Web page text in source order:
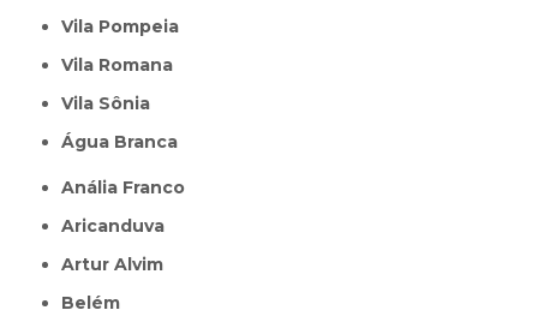
Vila Pompeia
Vila Romana
Vila Sônia
Água Branca
Anália Franco
Aricanduva
Artur Alvim
Belém